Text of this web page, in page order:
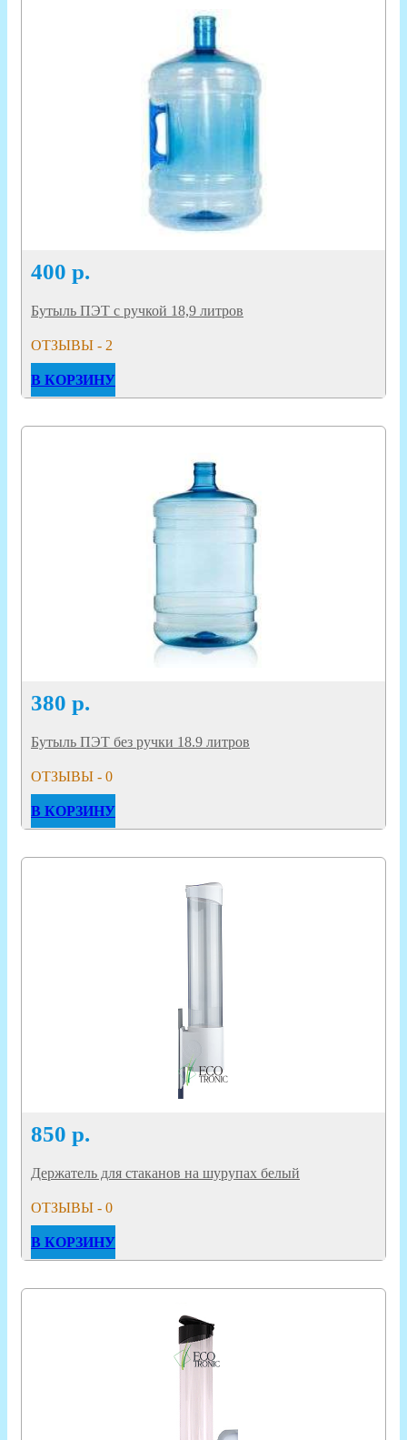
400 р.
Бутыль ПЭТ с ручкой 18,9 литров
ОТЗЫВЫ - 2
В КОРЗИНУ
380 р.
Бутыль ПЭТ без ручки 18.9 литров
ОТЗЫВЫ - 0
В КОРЗИНУ
850 р.
Держатель для стаканов на шурупах белый
ОТЗЫВЫ - 0
В КОРЗИНУ